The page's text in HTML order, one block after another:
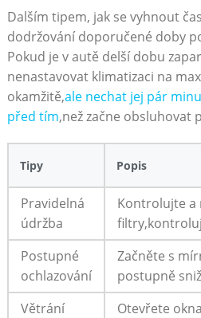
Dalším tipem, ‌jak se vyhnout
dodržování⁣ doporučené doby
Pokud je v​ autě ⁣delší dobu
nenastavovat klimatizaci⁣ na
okamžitě,ale nechat jej pár
před ⁣tím,než⁤ začne obsluhovat
Tipy Popis
Pravidelná
údržba
Kontrolujte a
Postupné‍
ochlazování
Začněte s
postupně⁢
Větrání
Otevřete